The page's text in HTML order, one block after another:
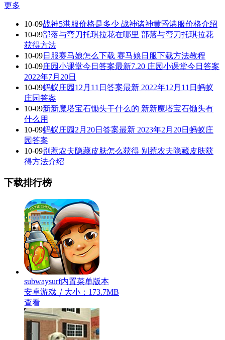
更多
10-09战神5港服价格是多少 战神诸神黄昏港服价格介绍
10-09部落与弯刀托琪拉花在哪里 部落与弯刀托琪拉花
获得方法
10-09日服赛马娘怎么下载 赛马娘日服下载方法教程
10-09庄园小课堂今日答案最新7.20 庄园小课堂今日答案
2022年7月20日
10-09蚂蚁庄园12月11日答案最新 2022年12月11日蚂蚁
庄园答案
10-09新新魔塔宝石锄头干什么的 新新魔塔宝石锄头有
什么用
10-09蚂蚁庄园2月20日答案最新 2023年2月20日蚂蚁庄
园答案
10-09别惹农夫隐藏皮肤怎么获得 别惹农夫隐藏皮肤获
得方法介绍
下载排行榜
subwaysurf内置菜单版本
安卓游戏 ｜ 大小：173.7MB
查看